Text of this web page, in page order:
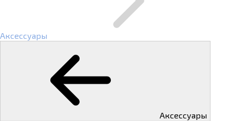
Аксессуары
Аксессуары